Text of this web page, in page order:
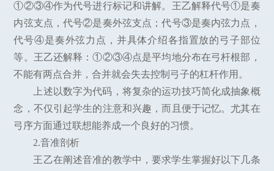
①②③④作为代号进行标记和讲解。王乙解释代号①是奏
内弦支点，代号②是奏外弦支点；代号③是奏内弦力点，
代号④是奏外弦力点，并具体介绍各指置放的弓子部位
等。王乙还解释：①②③④点是平均地分布在弓杆根部，
不能有两点合并，合并就会失去控制弓子的杠杆作用。
上述以数字为代码，将复杂的运功技巧简化成抽象概
念，不仅引起学生的注意和兴趣，而且便于记忆。尤其在
弓序方面通过联想能养成一个良好的习惯。
2.音准剖析
王乙在阐述音准的教学中，要求学生掌握好以下几条